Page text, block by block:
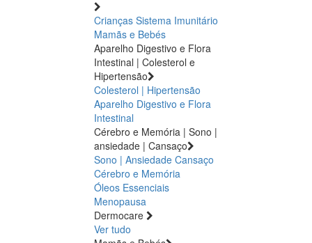
Crianças Sistema Imunitário
Mamãs e Bebés
Aparelho Digestivo e Flora
Intestinal | Colesterol e
Hipertensão
Colesterol | Hipertensão
Aparelho Digestivo e Flora
Intestinal
Cérebro e Memória | Sono |
ansiedade | Cansaço
Sono | Ansiedade Cansaço
Cérebro e Memória
Óleos Essenciais
Menopausa
Dermocare
Ver tudo